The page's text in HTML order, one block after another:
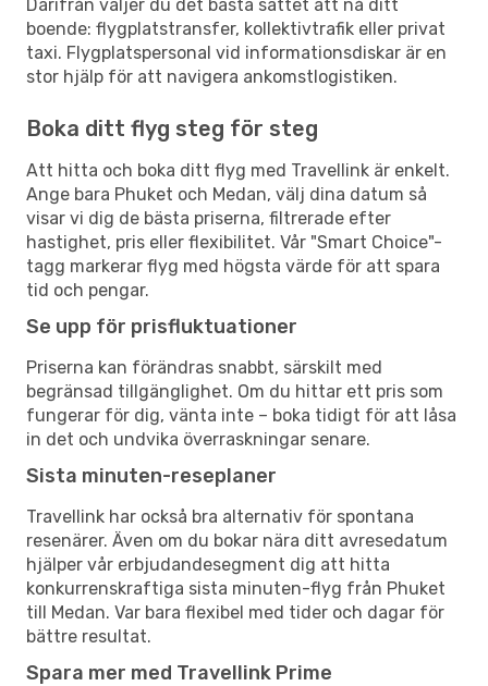
Därifrån väljer du det bästa sättet att nå ditt
boende: flygplatstransfer, kollektivtrafik eller privat
taxi. Flygplatspersonal vid informationsdiskar är en
stor hjälp för att navigera ankomstlogistiken.
Boka ditt flyg steg för steg
Att hitta och boka ditt flyg med Travellink är enkelt.
Ange bara Phuket och Medan, välj dina datum så
visar vi dig de bästa priserna, filtrerade efter
hastighet, pris eller flexibilitet. Vår "Smart Choice"-
tagg markerar flyg med högsta värde för att spara
tid och pengar.
Se upp för prisfluktuationer
Priserna kan förändras snabbt, särskilt med
begränsad tillgänglighet. Om du hittar ett pris som
fungerar för dig, vänta inte – boka tidigt för att låsa
in det och undvika överraskningar senare.
Sista minuten-reseplaner
Travellink har också bra alternativ för spontana
resenärer. Även om du bokar nära ditt avresedatum
hjälper vår erbjudandesegment dig att hitta
konkurrenskraftiga sista minuten-flyg från Phuket
till Medan. Var bara flexibel med tider och dagar för
bättre resultat.
Spara mer med Travellink Prime